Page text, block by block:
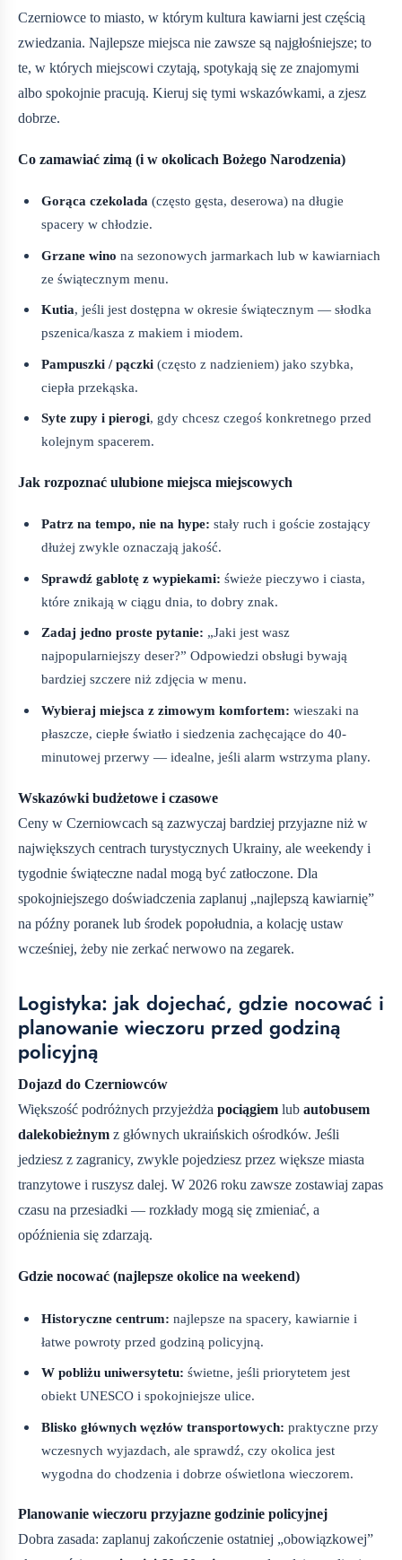
Czerniowce to miasto, w którym kultura kawiarni jest częścią
zwiedzania. Najlepsze miejsca nie zawsze są najgłośniejsze; to
te, w których miejscowi czytają, spotykają się ze znajomymi
albo spokojnie pracują. Kieruj się tymi wskazówkami, a zjesz
dobrze.
Co zamawiać zimą (i w okolicach Bożego Narodzenia)
Gorąca czekolada (często gęsta, deserowa) na długie
spacery w chłodzie.
Grzane wino na sezonowych jarmarkach lub w kawiarniach
ze świątecznym menu.
Kutia, jeśli jest dostępna w okresie świątecznym — słodka
pszenica/kasza z makiem i miodem.
Pampuszki / pączki (często z nadzieniem) jako szybka,
ciepła przekąska.
Syte zupy i pierogi, gdy chcesz czegoś konkretnego przed
kolejnym spacerem.
Jak rozpoznać ulubione miejsca miejscowych
Patrz na tempo, nie na hype: stały ruch i goście zostający
dłużej zwykle oznaczają jakość.
Sprawdź gablotę z wypiekami: świeże pieczywo i ciasta,
które znikają w ciągu dnia, to dobry znak.
Zadaj jedno proste pytanie: „Jaki jest wasz
najpopularniejszy deser?” Odpowiedzi obsługi bywają
bardziej szczere niż zdjęcia w menu.
Wybieraj miejsca z zimowym komfortem: wieszaki na
płaszcze, ciepłe światło i siedzenia zachęcające do 40-
minutowej przerwy — idealne, jeśli alarm wstrzyma plany.
Wskazówki budżetowe i czasowe
Ceny w Czerniowcach są zazwyczaj bardziej przyjazne niż w
największych centrach turystycznych Ukrainy, ale weekendy i
tygodnie świąteczne nadal mogą być zatłoczone. Dla
spokojniejszego doświadczenia zaplanuj „najlepszą kawiarnię”
na późny poranek lub środek popołudnia, a kolację ustaw
wcześniej, żeby nie zerkać nerwowo na zegarek.
Logistyka: jak dojechać, gdzie nocować i
planowanie wieczoru przed godziną
policyjną
Dojazd do Czerniowców
Większość podróżnych przyjeżdża pociągiem lub autobusem
dalekobieżnym z głównych ukraińskich ośrodków. Jeśli
jedziesz z zagranicy, zwykle pojedziesz przez większe miasta
tranzytowe i ruszysz dalej. W 2026 roku zawsze zostawiaj zapas
czasu na przesiadki — rozkłady mogą się zmieniać, a
opóźnienia się zdarzają.
Gdzie nocować (najlepsze okolice na weekend)
Historyczne centrum: najlepsze na spacery, kawiarnie i
łatwe powroty przed godziną policyjną.
W pobliżu uniwersytetu: świetne, jeśli priorytetem jest
obiekt UNESCO i spokojniejsze ulice.
Blisko głównych węzłów transportowych: praktyczne przy
wczesnych wyjazdach, ale sprawdź, czy okolica jest
wygodna do chodzenia i dobrze oświetlona wieczorem.
Planowanie wieczoru przyjazne godzinie policyjnej
Dobra zasada: zaplanuj zakończenie ostatniej „obowiązkowej”